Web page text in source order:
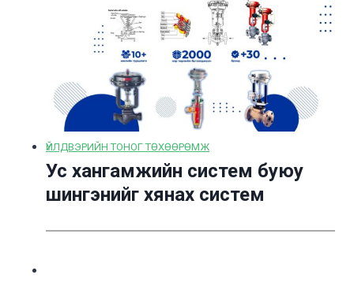
ҮЙЛДВЭРИЙН ТОНОГ ТӨХӨӨРӨМЖ
Ус хангамжийн систем буюу
шингэнийг хянах систем